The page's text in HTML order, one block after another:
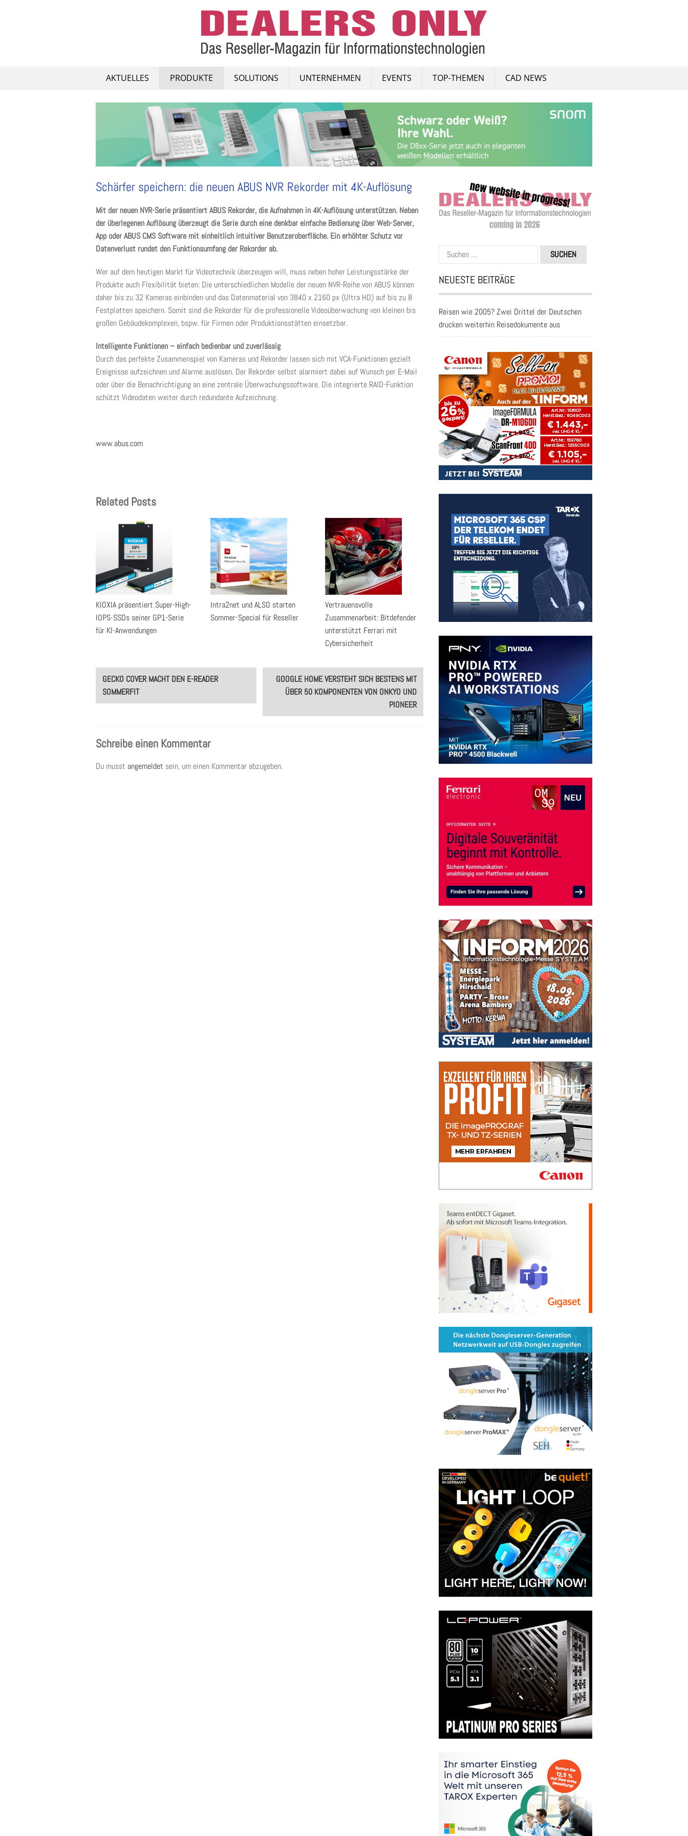
AKTUELLES PRODUKTE SOLUTIONS UNTERNEHMEN EVENTS TOP-THEMEN CAD NEWS
Schärfer speichern: die neuen ABUS NVR Rekorder mit 4K-Auflösung
Mit der neuen NVR-Serie präsentiert ABUS Rekorder, die Aufnahmen in 4K-Auflösung unterstützen. Neben
der überlegenen Auflösung überzeugt die Serie durch eine denkbar einfache Bedienung über Web-Server,
App oder ABUS CMS Software mit einheitlich intuitiver Benutzeroberfläche. Ein erhöhter Schutz vor
Datenverlust rundet den Funktionsumfang der Rekorder ab.
Wer auf dem heutigen Markt für Videotechnik überzeugen will, muss neben hoher Leistungsstärke der
Produkte auch Flexibilität bieten: Die unterschiedlichen Modelle der neuen NVR-Reihe von ABUS können
daher bis zu 32 Kameras einbinden und das Datenmaterial von 3840 x 2160 px (Ultra HD) auf bis zu 8
Festplatten speichern. Somit sind die Rekorder für die professionelle Videoüberwachung von kleinen bis
großen Gebäudekomplexen, bspw. für Firmen oder Produktionsstätten einsetzbar.
Intelligente Funktionen – einfach bedienbar und zuverlässig
Durch das perfekte Zusammenspiel von Kameras und Rekorder lassen sich mit VCA-Funktionen gezielt
Ereignisse aufzeichnen und Alarme auslösen. Der Rekorder selbst alarmiert dabei auf Wunsch per E-Mail
oder über die Benachrichtigung an eine zentrale Überwachungssoftware. Die integrierte RAID-Funktion
schützt Videodaten weiter durch redundante Aufzeichnung.
www.abus.com
Related Posts
KIOXIA präsentiert Super-High-
IOPS-SSDs seiner GP1-Serie
für KI-Anwendungen
Intra2net und ALSO starten
Sommer-Special für Reseller
Vertrauensvolle
Zusammenarbeit: Bitdefender
unterstützt Ferrari mit
Cybersicherheit
Post
navigation
GECKO COVER MACHT DEN E-READER
SOMMERFIT
GOOGLE HOME VERSTEHT SICH BESTENS MIT
ÜBER 50 KOMPONENTEN VON ONKYO UND
PIONEER
Schreibe einen Kommentar
Du musst angemeldet sein, um einen Kommentar abzugeben.
Suchen
nach:
NEUESTE BEITRÄGE
Reisen wie 2005? Zwei Drittel der Deutschen
drucken weiterhin Reisedokumente aus